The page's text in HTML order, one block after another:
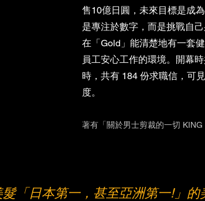
售10億日圓，未來目標是成
是專注於數字，而是挑戰自己
在「Gold」能清楚地有一套
員工安心工作的環境。開幕
時，共有 184 份求職信，可
度。
著有「關於男士剪裁的一切
髮「日本第一，甚至亞洲第一!」的